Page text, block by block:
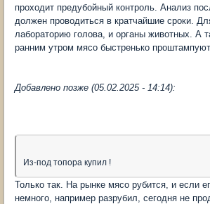
проходит предубойный контроль. Анализ
должен проводиться в кратчайшие сроки.
лабораторию голова, и органы животных. А
ранним утром мясо быстренько проштампуют.
Добавлено позже (05.02.2025 - 14:14):
Из-под топора купил !
Только так. На рынке мясо рубится, и если
немного, например разрубил, сегодня не